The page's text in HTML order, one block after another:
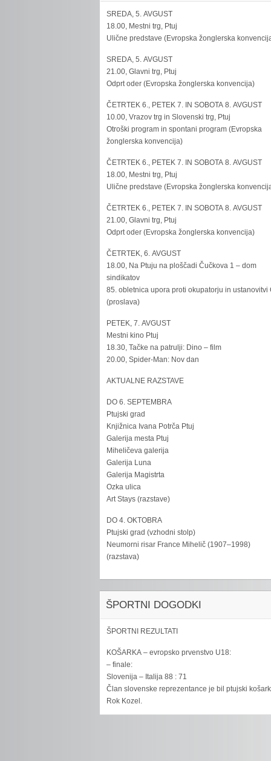
SREDA, 5. AVGUST
18.00, Mestni trg, Ptuj
Ulične predstave (Evropska žonglerska
SREDA, 5. AVGUST
21.00, Glavni trg, Ptuj
Odprt oder (Evropska žonglerska konvencija)
ČETRTEK 6., PETEK 7. IN SOBOTA 8. AVGUST
10.00, Vrazov trg in Slovenski trg, Ptuj
Otroški program in spontani program (Evropska
žonglerska konvencija)
ČETRTEK 6., PETEK 7. IN SOBOTA 8. AVGUST
18.00, Mestni trg, Ptuj
Ulične predstave (Evropska žonglerska
ČETRTEK 6., PETEK 7. IN SOBOTA 8. AVGUST
21.00, Glavni trg, Ptuj
Odprt oder (Evropska žonglerska konvencija)
ČETRTEK, 6. AVGUST
18.00, Na Ptuju na ploščadi Čučkova 1 – dom
sindikatov
85. obletnica upora proti okupatorju in ustanovitvi
(proslava)
PETEK, 7. AVGUST
Mestni kino Ptuj
18.30, Tačke na patrulji: Dino – film
20.00, Spider-Man: Nov dan
AKTUALNE RAZSTAVE
DO 6. SEPTEMBRA
Ptujski grad
Knjižnica Ivana Potrča Ptuj
Galerija mesta Ptuj
Miheličeva galerija
Galerija Luna
Galerija Magistrta
Ozka ulica
Art Stays (razstave)
DO 4. OKTOBRA
Ptujski grad (vzhodni stolp)
Neumorni risar France Mihelič (1907–1998)
(razstava)
ŠPORTNI DOGODKI
ŠPORTNI REZULTATI
KOŠARKA – evropsko prvenstvo U18:
– finale:
Slovenija – Italija 88 : 71
Član slovenske reprezentance je bil ptujski
Rok Kozel.